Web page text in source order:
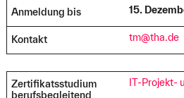
Anmeldung bis 15.
Kontakt tm@tha.de
Zertifikatsstudium
berufsbegleitend
IT-Projekt-